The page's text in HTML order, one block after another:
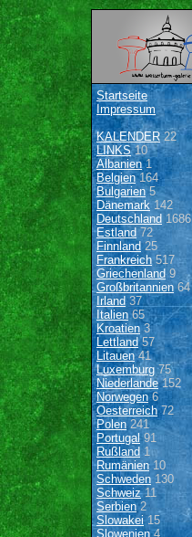
Startseite
Impressum
KALENDER22
LINKS10
Albanien1
Belgien164
Bulgarien 5
Dänemark142
Deutschland 1686
Estland 72
Finnland 25
Frankreich517
Griechenland9
Großbritannien64
Irland 37
Italien65
Kroatien3
Lettland57
Litauen41
Luxemburg 75
Niederlande152
Norwegen6
Oesterreich72
Polen 241
Portugal91
Rußland 1
Rumänien10
Schweden 130
Schweiz11
Serbien2
Slowakei15
Slowenien4